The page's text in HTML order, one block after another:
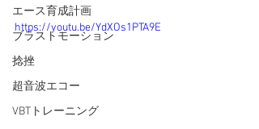
エース育成計画
ブラストモーション
捻挫
超音波エコー
VBTトレーニング
https://youtu.be/YdXOs1PTA9E